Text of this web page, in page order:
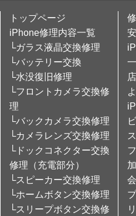
トップページ
iPhone修理内容一覧
└ガラス液晶交換修理
└バッテリー交換
└水没復旧修理
└フロントカメラ交換修
理
└バックカメラ交換修理
└カメラレンズ交換修理
└ドックコネクター交換
修理（充電部分）
└スピーカー交換修理
└ホームボタン交換修理
└スリープボタン交換修